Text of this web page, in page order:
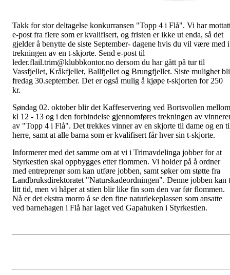
Takk for stor deltagelse konkurransen "Topp 4 i Flå". Vi har
e-post fra flere som er kvalifisert, og fristen er ikke ut enda, så det
gjelder å benytte de siste September- dagene hvis du vil være med i
trekningen av en t-skjorte. Send e-post til
leder.flail.trim@klubbkontor.no dersom du har gått på tur til
Vassfjellet, Kråkfjellet, Ballfjellet og Brungfjellet. Siste mulighet
fredag 30.september. Det er også mulig å kjøpe t-skjorten for 250
kr.
Søndag 02. oktober blir det Kaffeservering ved Bortsvollen mellom
kl 12 - 13 og i den forbindelse gjennomføres trekningen av
av "Topp 4 i Flå". Det trekkes vinner av en skjorte til dame og en
herre, samt at alle barna som er kvalifisert får hver sin t-skjorte.
Informerer med det samme om at vi i Trimavdelinga jobber for at
Styrkestien skal oppbygges etter flommen. Vi holder på å ordner
med entreprenør som kan utføre jobben, samt søker om støtte fra
Landbruksdirektoratet "Naturskadeordningen". Denne jobben kan
litt tid, men vi håper at stien blir like fin som den var før flommen.
Nå er det ekstra morro å se den fine naturlekeplassen som ansatte
ved barnehagen i Flå har laget ved Gapahuken i Styrkestien.